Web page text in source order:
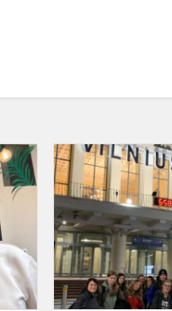
Kvalifikacijos
tobulinimo
mokymai
Portugalijoje